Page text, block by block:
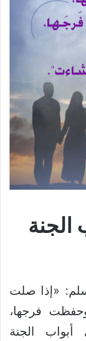
«إذا صلت
فرجها،
الجنة